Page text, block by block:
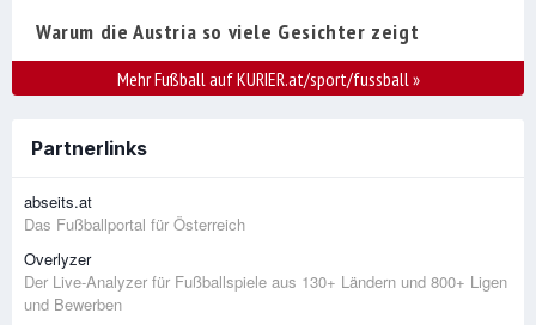
Warum die Austria so viele Gesichter zeigt
Mehr Fußball auf KURIER.at/sport/fussball »
Partnerlinks
abseits.at
Das Fußballportal für Österreich
Overlyzer
Der Live-Analyzer für Fußballspiele aus 130+ Ländern und 800+ Ligen
und Bewerben